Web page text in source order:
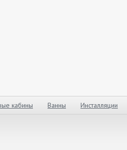
кабины Ванны Инсталляции